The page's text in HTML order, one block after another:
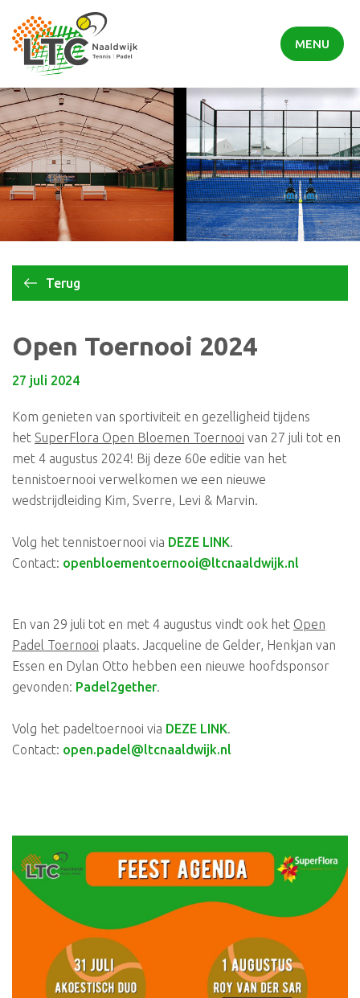
MENU
Terug
Open Toernooi 2024
27 juli 2024
Kom genieten van sportiviteit en gezelligheid tijdens
het SuperFlora Open Bloemen Toernooi van 27 juli tot en
met 4 augustus 2024! Bij deze 60e editie van het
tennistoernooi verwelkomen we een nieuwe
wedstrijdleiding Kim, Sverre, Levi & Marvin.
Volg het tennistoernooi via DEZE LINK.
Contact: openbloementoernooi@ltcnaaldwijk.nl
En van 29 juli tot en met 4 augustus vindt ook het Open
Padel Toernooi plaats. Jacqueline de Gelder, Henkjan van
Essen en Dylan Otto hebben een nieuwe hoofdsponsor
gevonden: Padel2gether.
Volg het padeltoernooi via DEZE LINK.
Contact: open.padel@ltcnaaldwijk.nl